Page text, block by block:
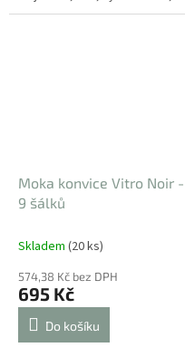
průměr dna 11,5 cm. Je
Moka konvice Vitro Noir -
9 šálků
Skladem (20 ks)
574,38 Kč bez DPH
695 Kč
Do košíku